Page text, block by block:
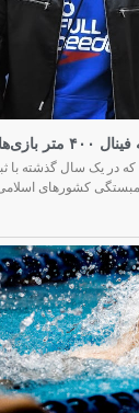
ناگویاست
در یک سال گذشته با ثبت
کشورهای